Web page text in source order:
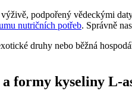
podpořený vědeckými
nutričních potřeb. Správně
druhy nebo běžná
formy kyseliny L-